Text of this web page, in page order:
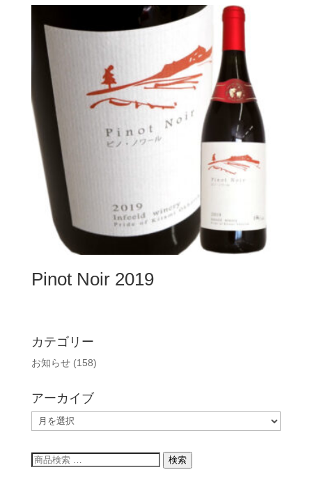
Pinot Noir 2019
カテゴリー
お知らせ(158)
アーカイブ
ー
カ
イ
検
検索